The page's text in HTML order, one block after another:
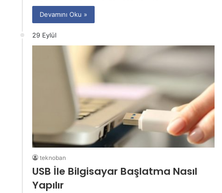
Devamını Oku »
29 Eylül
teknoban
USB İle Bilgisayar Başlatma Nasıl
Yapılır